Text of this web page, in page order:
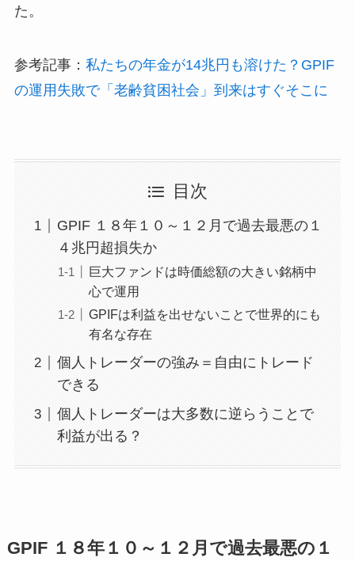
た。
参考記事： 私たちの年金が14兆円も溶けた？GPIF
の運用失敗で「老齢貧困社会」到来はすぐそこに
目次
GPIF １８年１０～１２月で過去最悪の１
４兆円超損失か
巨大ファンドは時価総額の大きい銘柄中
心で運用
GPIFは利益を出せないことで世界的にも
有名な存在
個人トレーダーの強み＝自由にトレード
できる
個人トレーダーは大多数に逆らうことで
利益が出る？
GPIF １８年１０～１２月で過去最悪の１